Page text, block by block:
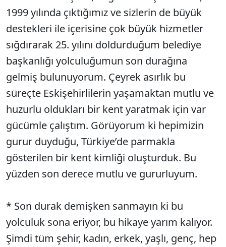
1999 yılında çıktığımız ve sizlerin de büyük
destekleri ile içerisine çok büyük hizmetler
sığdırarak 25. yılını doldurduğum belediye
başkanlığı yolculuğumun son durağına
gelmiş bulunuyorum. Çeyrek asırlık bu
süreçte Eskişehirlilerin yaşamaktan mutlu ve
huzurlu oldukları bir kent yaratmak için var
gücümle çalıştım. Görüyorum ki hepimizin
gurur duyduğu, Türkiye’de parmakla
gösterilen bir kent kimliği oluşturduk. Bu
yüzden son derece mutlu ve gururluyum.
* Son durak demişken sanmayın ki bu
yolculuk sona eriyor, bu hikaye yarım kalıyor.
Şimdi tüm şehir, kadın, erkek, yaşlı, genç, hep